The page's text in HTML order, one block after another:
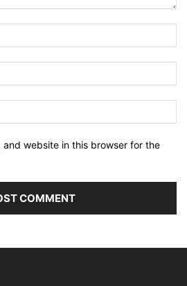
and website in this browser for the